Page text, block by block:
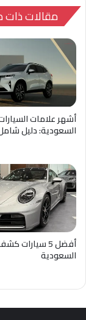
مقالات ذات
أشهر علامات
السعودية: دليل
السعودية